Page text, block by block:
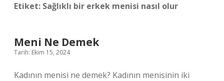
Etiket: Sağlıklı bir erkek menisi nasıl olur
Meni Ne Demek
Tarih: Ekim 15, 2024
Kadının menisi ne demek? Kadının menisinin iki